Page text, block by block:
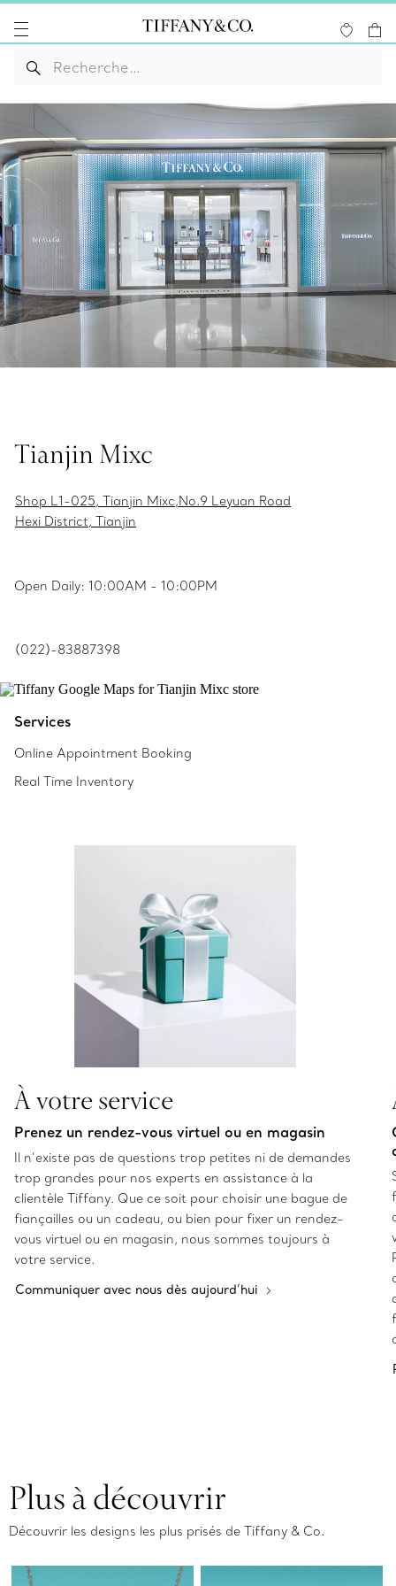
Tianjin Mixc
Shop L1-025, Tianjin Mixc,No.9 Leyuan Road
Hexi District, Tianjin
Open Daily: 10:00AM - 10:00PM
(022)-83887398
Services
Online Appointment Booking
Real Time Inventory
À votre service
Prenez un rendez-vous virtuel ou en magasin
Il n’existe pas de questions trop petites ni de demandes
trop grandes pour nos experts en assistance à la
clientèle Tiffany. Que ce soit pour choisir une bague de
fiançailles ou un cadeau, ou bien pour fixer un rendez-
vous virtuel ou en magasin, nous sommes toujours à
votre service.
Communiquer avec nous dès aujourd’hui
Plus à découvrir
Découvrir les designs les plus prisés de Tiffany & Co.